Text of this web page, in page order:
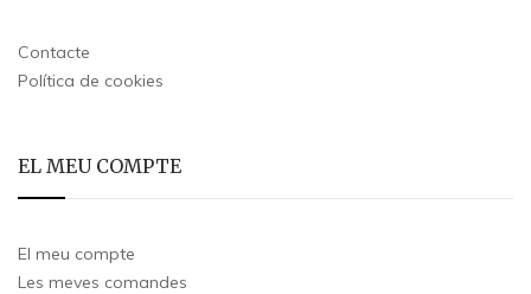
Contacte
Política de cookies
EL MEU COMPTE
El meu compte
Les meves comandes